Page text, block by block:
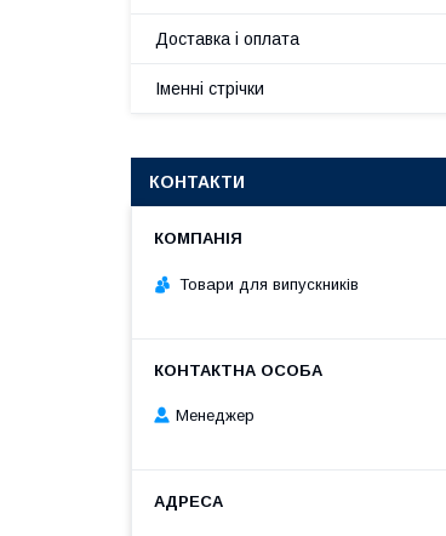
Доставка і оплата
Іменні стрічки
КОНТАКТИ
Товари для випускників
Менеджер